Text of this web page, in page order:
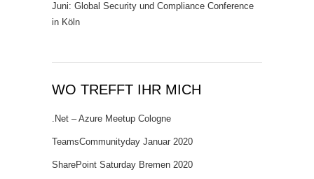
Juni: Global Security und Compliance Conference
in Köln
WO TREFFT IHR MICH
.Net – Azure Meetup Cologne
TeamsCommunityday Januar 2020
SharePoint Saturday Bremen 2020